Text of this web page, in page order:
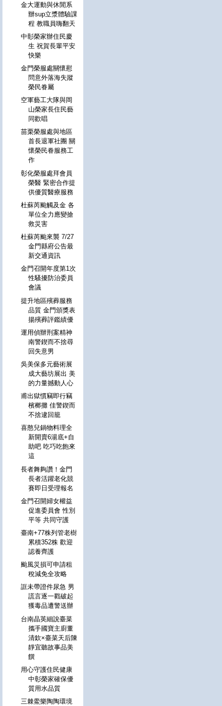
金大運動與休閒系
辦sup立漿體驗課
程 教職員嗨翻天
中彰榮家辦住民慶
生 祝賀長輩平安
快樂
金門榮服處關懷慰
問意外落海失蹤
榮民眷屬
空軍藝工大隊與岡
山榮家長住民藝
同歡唱
苗栗榮服處與地區
首長退軍社團 關
懷榮民眷服務工
作
彰化榮服處拜會員
榮醫 緊密合作提
供優質醫療服務
杜蘇芮颱觸及金 各
單位全力應變搶
救災害
杜蘇芮颱來襲 7/27
金門縣府公告最
新交通資訊
金門召開年度第1次
性騷擾防治委員
會議
提升地區殯葬服務
品質 金門頒獎表
揚殯葬評鑑績優
運用偵辦刑案精神
南警鍥而不捨尋
回失意男
吳美保多元藝術展
成大藝坊展出 美
的力量撼動人心
甫出獄慣竊即行竊
檳榔攤 佳警鍥而
不捨逮回籠
喜憨兒鍋物料理全
新開賣6湯底+自
助吧 吃巧吃飽來
這
長者舞夠讚！金門
長者活躍老化競
賽即日受理報名
金門召開婦女權益
促進委員會 性別
平等 共同守護
臺南+77株列管老樹
累積352株 歡迎
認養齊護
颱風災損可申請租
稅減免全攻略
誆未帶證件尿急 男
謊言逐一戳破起
獲毒品遭警送辦
台南晶英細說臺菜
攜手國寶主廚董
清欽×臺菜天后陳
靜宜聽故事品美
饌
用心守護住民健康
中彰榮家確保優
質用水品質
三棘鱟樂陶陶環境